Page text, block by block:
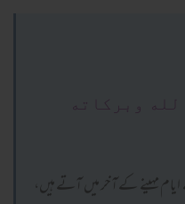
وبركاته
مہینے کے آخر میں آتے ہیں،